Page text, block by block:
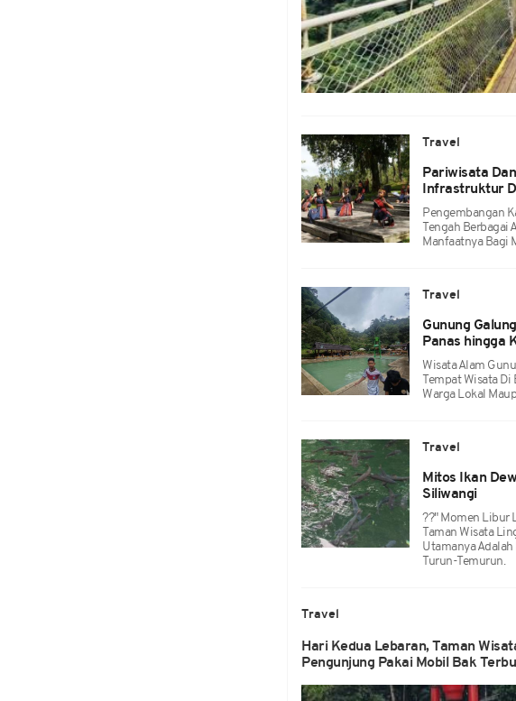
Travel
Pariwisata
Infrastruktur
Pengembangan
Tengah Berbagai
Manfaatnya Bagi
Travel
Gunung
Panas hingga
Wisata Alam
Tempat Wisata
Warga Lokal
Travel
Mitos Ikan
Siliwangi
??" Momen Libur
Taman Wisata
Utamanya Adalah
Turun-Temurun.
Travel
Hari Kedua Lebaran, Taman
Pengunjung Pakai Mobil Bak